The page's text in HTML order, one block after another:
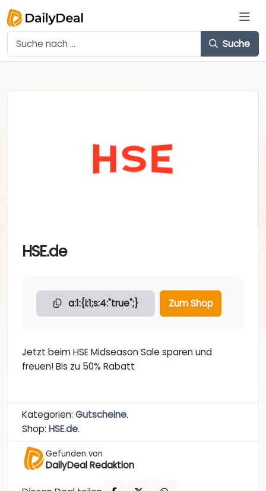
Suche
HSE.de
a:1:{i:1;s:4:"true";} Zum Shop
Jetzt beim HSE Midseason Sale sparen und
freuen! Bis zu 50% Rabatt
Kategorien: Gutscheine.
Shop: HSE.de.
Gefunden von
DailyDeal Redaktion